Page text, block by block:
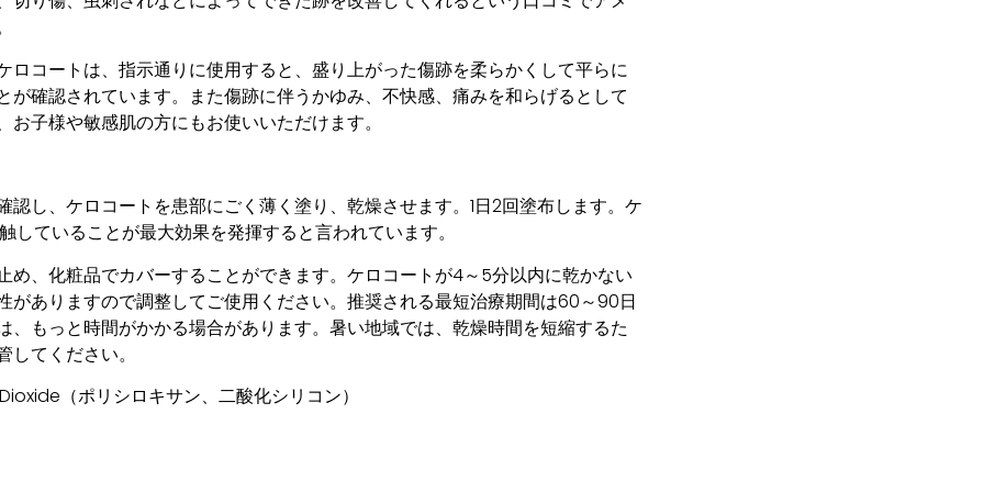
ロコートは、指示通りに使用すると、盛り上がった傷跡を柔らかくして平らに
が確認されています。また傷跡に伴うかゆみ、不快感、痛みを和らげるとして
子様や敏感肌の方にもお使いいただけます。
認し、ケロコートを患部にごく薄く塗り、乾燥させます。1日2回塗布します。ケ
していることが最大効果を発揮すると言われています。
め、化粧品でカバーすることができます。ケロコートが4～5分以内に乾かない
がありますので調整してご使用ください。推奨される最短治療期間は60～90日
、もっと時間がかかる場合があります。暑い地域では、乾燥時間を短縮するた
てください。
（ポリシロキサン、二酸化シリコン）